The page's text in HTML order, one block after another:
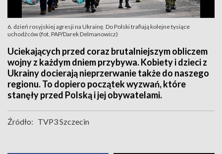
6. dzień rosyjskiej agresji na Ukrainę. Do Polski trafiają kolejne tysiące
uchodźców (fot. PAP/Darek Delmanowicz)
Uciekających przed coraz brutalniejszym obliczem
wojny z każdym dniem przybywa. Kobiety i dzieci z
Ukrainy docierają nieprzerwanie także do naszego
regionu. To dopiero początek wyzwań, które
stanęły przed Polską i jej obywatelami.
Źródło: TVP3 Szczecin